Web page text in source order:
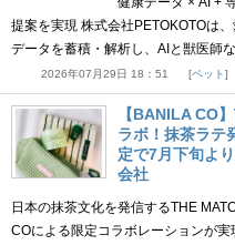
提案を実現 株式会社PETOKOTOは
データを蓄積・解析し、AIと獣医師
2026年07月29日 18：51 ペット
【BANILA CO
ラボ！抹茶ラテ
定で7月下旬よ
会社
日本の抹茶文化を発信するTHE
COによる限定コラボレーションが